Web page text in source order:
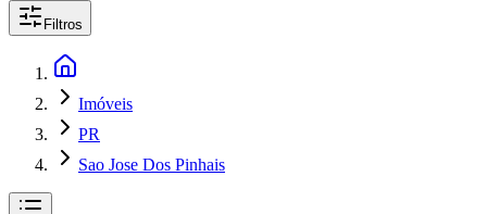
Filtros
Imóveis
PR
Sao Jose Dos Pinhais